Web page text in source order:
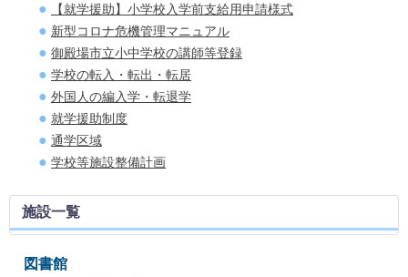
【就学援助】小学校入学前支給用申請様式
新型コロナ危機管理マニュアル
御殿場市立小中学校の講師等登録
学校の転入・転出・転居
外国人の編入学・転退学
就学援助制度
通学区域
学校等施設整備計画
施設一覧
図書館